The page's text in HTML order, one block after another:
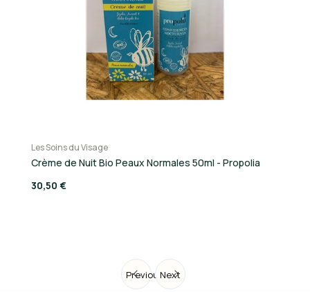
Previous
Les Soins du Visage
Crème de Nuit Bio Peaux Normales 50ml - Propolia
30,50 €
Next